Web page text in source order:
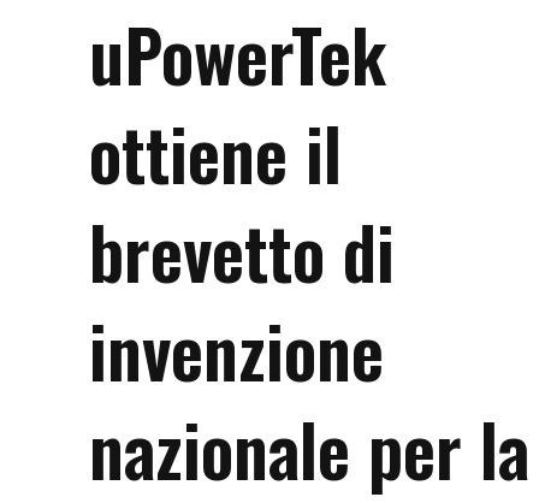
uPowerTek
ottiene il
brevetto di
invenzione
nazionale per la